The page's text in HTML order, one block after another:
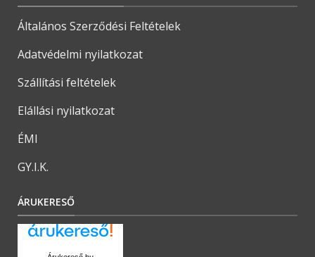
Általános Szerződési Feltételek
Adatvédelmi nyilatkozat
Szállítási feltételek
Elállási nyilatkozat
ÉMI
GY.I.K.
ÁRUKERESŐ